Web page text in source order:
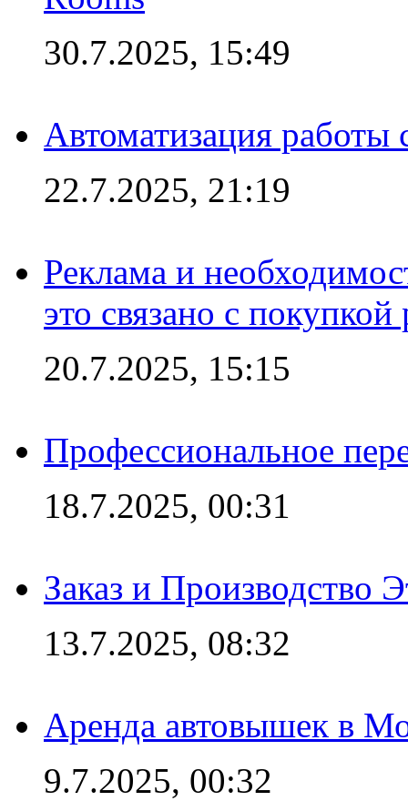
30.7.2025, 15:49
Автоматизация работы
22.7.2025, 21:19
Реклама и
это связано с покупкой
20.7.2025, 15:15
Профессиональное
18.7.2025, 00:31
Заказ и Производство
13.7.2025, 08:32
Аренда автовышек в
9.7.2025, 00:32